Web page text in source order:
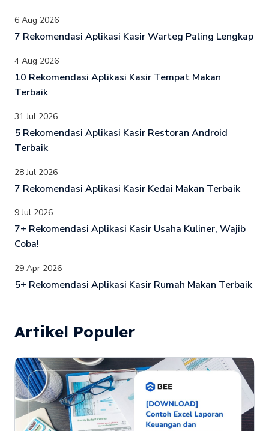
6 Aug 2026
7 Rekomendasi Aplikasi Kasir Warteg Paling Lengkap
4 Aug 2026
10 Rekomendasi Aplikasi Kasir Tempat Makan
Terbaik
31 Jul 2026
5 Rekomendasi Aplikasi Kasir Restoran Android
Terbaik
28 Jul 2026
7 Rekomendasi Aplikasi Kasir Kedai Makan Terbaik
9 Jul 2026
7+ Rekomendasi Aplikasi Kasir Usaha Kuliner, Wajib
Coba!
29 Apr 2026
5+ Rekomendasi Aplikasi Kasir Rumah Makan Terbaik
Artikel Populer